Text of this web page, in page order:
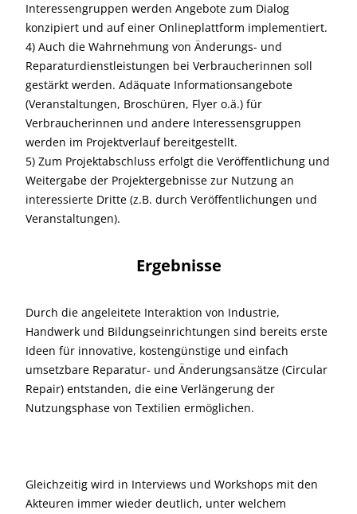
Interessengruppen werden Angebote zum Dialog
konzipiert und auf einer Onlineplattform implementiert.
4) Auch die Wahrnehmung von Änderungs- und
Reparaturdienstleistungen bei Verbraucherinnen soll
gestärkt werden. Adäquate Informationsangebote
(Veranstaltungen, Broschüren, Flyer o.ä.) für
Verbraucherinnen und andere Interessensgruppen
werden im Projektverlauf bereitgestellt.
5) Zum Projektabschluss erfolgt die Veröffentlichung und
Weitergabe der Projektergebnisse zur Nutzung an
interessierte Dritte (z.B. durch Veröffentlichungen und
Veranstaltungen).
Ergebnisse
Durch die angeleitete Interaktion von Industrie,
Handwerk und Bildungseinrichtungen sind bereits erste
Ideen für innovative, kostengünstige und einfach
umsetzbare Reparatur- und Änderungsansätze (Circular
Repair) entstanden, die eine Verlängerung der
Nutzungsphase von Textilien ermöglichen.
Gleichzeitig wird in Interviews und Workshops mit den
Akteuren immer wieder deutlich, unter welchem